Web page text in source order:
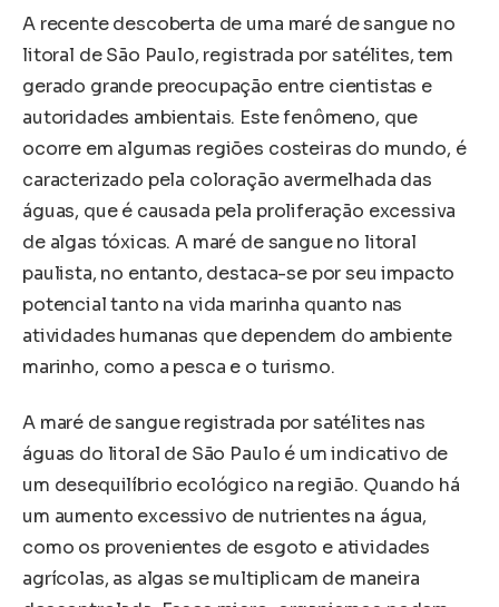
A recente descoberta de uma maré de sangue no
litoral de São Paulo, registrada por satélites, tem
gerado grande preocupação entre cientistas e
autoridades ambientais. Este fenômeno, que
ocorre em algumas regiões costeiras do mundo, é
caracterizado pela coloração avermelhada das
águas, que é causada pela proliferação excessiva
de algas tóxicas. A maré de sangue no litoral
paulista, no entanto, destaca-se por seu impacto
potencial tanto na vida marinha quanto nas
atividades humanas que dependem do ambiente
marinho, como a pesca e o turismo.
A maré de sangue registrada por satélites nas
águas do litoral de São Paulo é um indicativo de
um desequilíbrio ecológico na região. Quando há
um aumento excessivo de nutrientes na água,
como os provenientes de esgoto e atividades
agrícolas, as algas se multiplicam de maneira